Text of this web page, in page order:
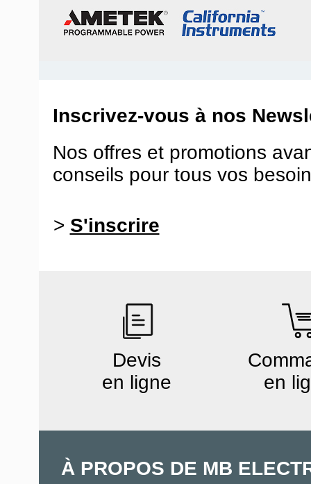
Inscrivez-vous à nos
Nos offres et promotions
conseils pour tous vos
> S'inscrire
Devis
en ligne
en
À PROPOS DE MB